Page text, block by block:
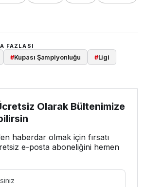
FAZLASI
#Kupası Şampiyonluğu #Ligi
Olarak Bültenimize
haberdar olmak için fırsatı
e-posta aboneliğini hemen